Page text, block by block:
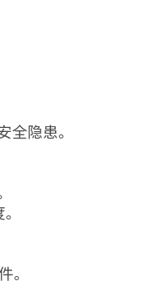
全隐患。
。